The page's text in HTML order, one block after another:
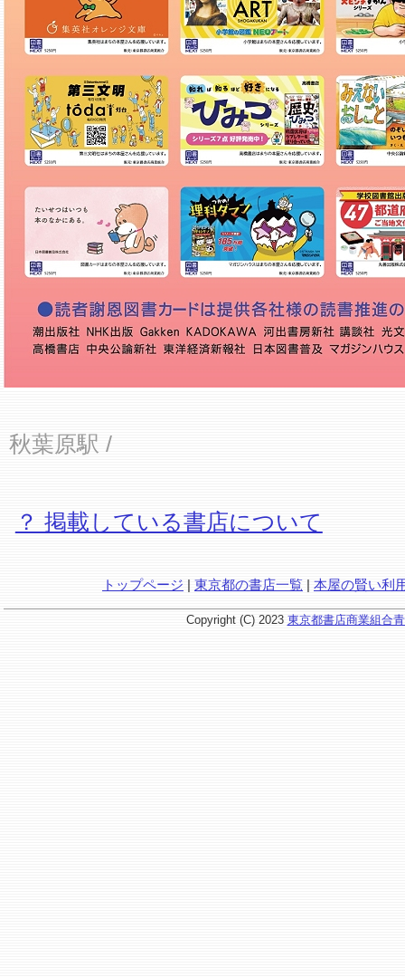
秋葉原駅 /
？ 掲載している書店について
トップページ | 東京都の書店一覧 | 本屋の賢い利
Copyright (C) 2023 東京都書店商業組合